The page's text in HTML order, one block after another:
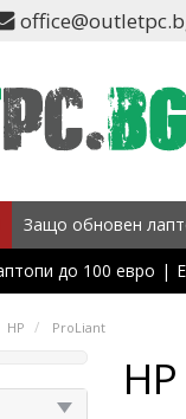
Защо обновен
до 100 евро |
HP ProLiant